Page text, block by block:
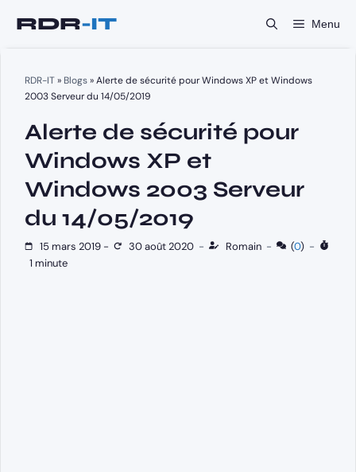
Menu
RDR-IT» Blogs»Alerte de sécurité pour Windows XP et Windows
2003 Serveur du 14/05/2019
Alerte de sécurité pour
Windows XP et
Windows 2003 Serveur
du 14/05/2019
15 mars 2019 - 30 août 2020 - Romain - (0) -
1 minute